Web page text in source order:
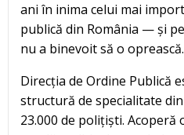
ani în inima celui mai
publică din România — și
nu a binevoit să o oprească.
Direcția de Ordine Publică
structură de specialitate
23.000 de polițiști.